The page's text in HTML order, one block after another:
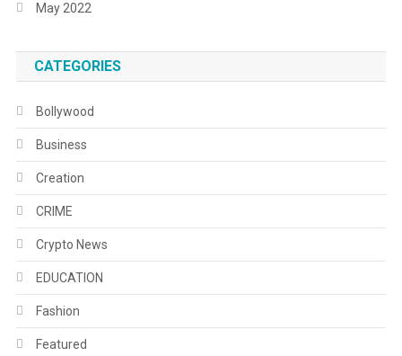
May 2022
CATEGORIES
Bollywood
Business
Creation
CRIME
Crypto News
EDUCATION
Fashion
Featured